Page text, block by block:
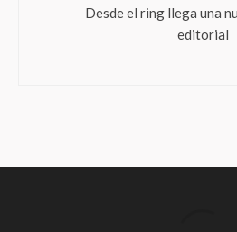
Desde el ring llega una
editorial